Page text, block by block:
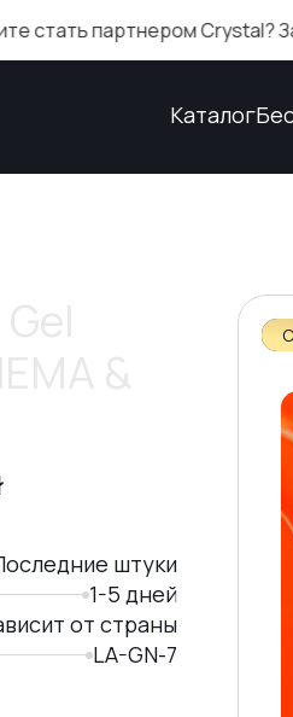
партнером Crystal?
Каталог
штуки
1-5 дней
от страны
LA-GN-7